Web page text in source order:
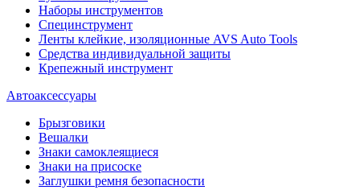
Наборы инструментов
Специнструмент
Ленты клейкие, изоляционные AVS Auto Tools
Средства индивидуальной защиты
Крепежный инструмент
Автоаксессуары
Брызговики
Вешалки
Знаки самоклеящиеся
Знаки на присоске
Заглушки ремня безопасности